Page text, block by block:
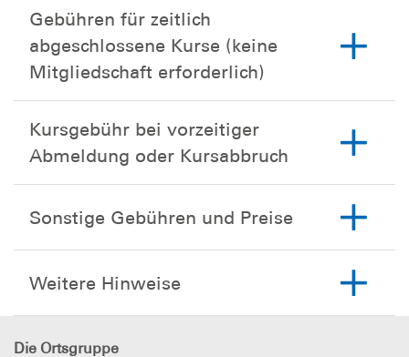
Gebühren für zeitlich
abgeschlossene Kurse (keine
Mitgliedschaft erforderlich)
Kursgebühr bei vorzeitiger
Abmeldung oder Kursabbruch
Sonstige Gebühren und Preise
Weitere Hinweise
Die Ortsgruppe